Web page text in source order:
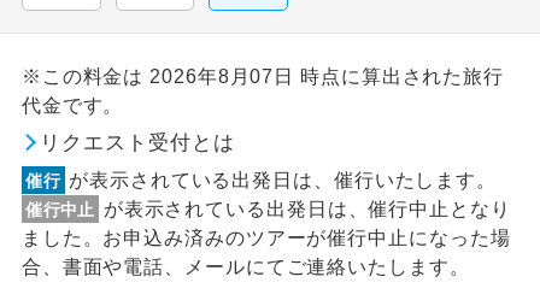
※この料金は 2026年8月07日 時点に算出された旅行
代金です。
リクエスト受付とは
催行 が表示されている出発日は、催行いたします。
催行中止
が表示されている出発日は、催行中止となり
ました。お申込み済みのツアーが催行中止になった場
合、書面や電話、メールにてご連絡いたします。